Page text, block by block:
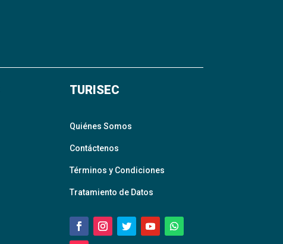
TURISEC
Quiénes Somos
Contáctenos
Términos y Condiciones
Tratamiento de Datos